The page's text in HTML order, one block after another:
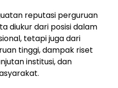
reputasi perguruan
diukur dari posisi dalam
tetapi juga dari
tinggi, dampak riset
institusi, dan